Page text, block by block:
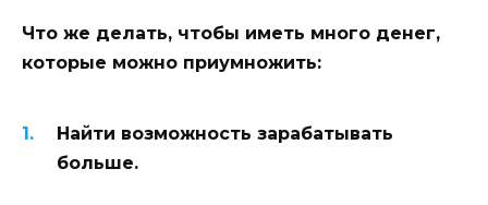
Что же делать, чтобы иметь много денег,
которые можно приумножить:
Найти возможность зарабатывать
больше.